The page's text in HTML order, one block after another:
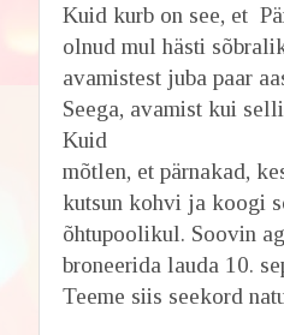
Kuid kurb on see, et
olnud mul hästi
avamistest juba paar
Seega, avamist kui
Kuid
mõtlen, et pärnakad,
kutsun kohvi ja koogi
õhtupoolikul. Soovin
broneerida lauda 10.
Teeme siis seekord